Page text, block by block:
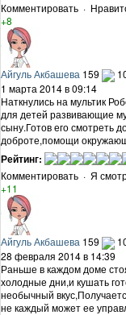
Комментировать ·
+8
Айгуль Акбашева 159
1 марта 2014 в 09:14
Наткнулись на мультик
для детей развивающие
сыну.Готов его смотреть
доброте,помощи
Рейтинг:
Комментировать · Я
+11
Айгуль Акбашева 159
28 февраля 2014 в 14:39
Раньше в каждом доме
холодные дни,и кушать
необычный
не каждый может ее